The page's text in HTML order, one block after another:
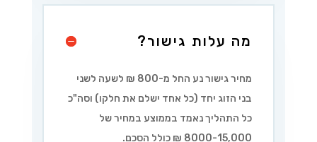
מה עלות גישור?
מחיר גישור נע החל מ-800 ₪ לשעה לשני
בני הזוג יחד (כל אחד ישלם את חלקו) וסה"כ
כל התהליך נאמד בממוצע במחיר של
8000-15,000 ₪ כולל הסכם.